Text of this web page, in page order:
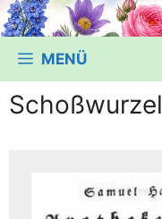
MENÜ
Schoßwurzel